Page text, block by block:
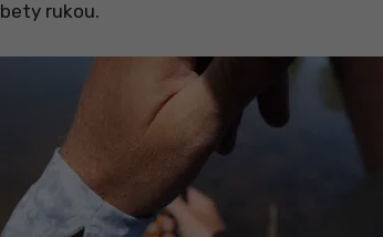
rukou.